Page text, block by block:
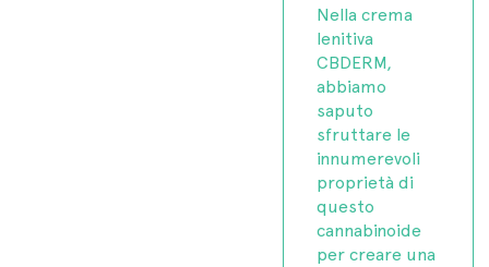
Nella crema
lenitiva
CBDERM,
abbiamo
saputo
sfruttare le
innumerevoli
proprietà di
questo
cannabinoide
per creare una